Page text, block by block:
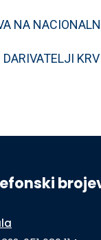
NA